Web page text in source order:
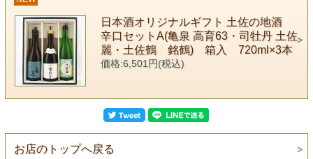
日本酒オリジナルギフト 土佐の地酒
辛口セットA(亀泉 高育63・司牡丹 土佐
麗・土佐鶴 銘鶴) 箱入 720ml×3本
価格:6,501円(税込)
お店のトップへ戻る